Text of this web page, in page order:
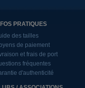
PRATIQUES
des tailles
de paiement
et frais de port
fréquentes
d'authenticité